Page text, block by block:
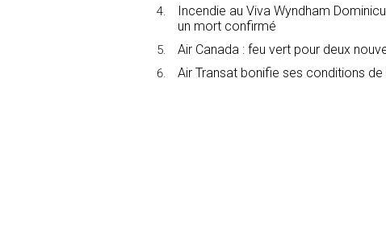
Incendie au Viva Wyndham
un mort confirmé
Air Canada : feu vert pour deux
Air Transat bonifie ses conditions